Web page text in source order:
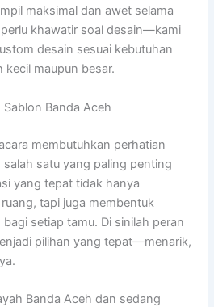
maksimal dan awet selama
khawatir soal desain—kami
desain sesuai kebutuhan
kecil maupun besar.
Banda Aceh
membutuhkan perhatian
satu yang paling penting
yang tepat tidak hanya
tapi juga membentuk
setiap tamu. Di sinilah peran
pilihan yang tepat—menarik,
Banda Aceh dan sedang